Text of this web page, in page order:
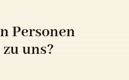
Personen
uns?